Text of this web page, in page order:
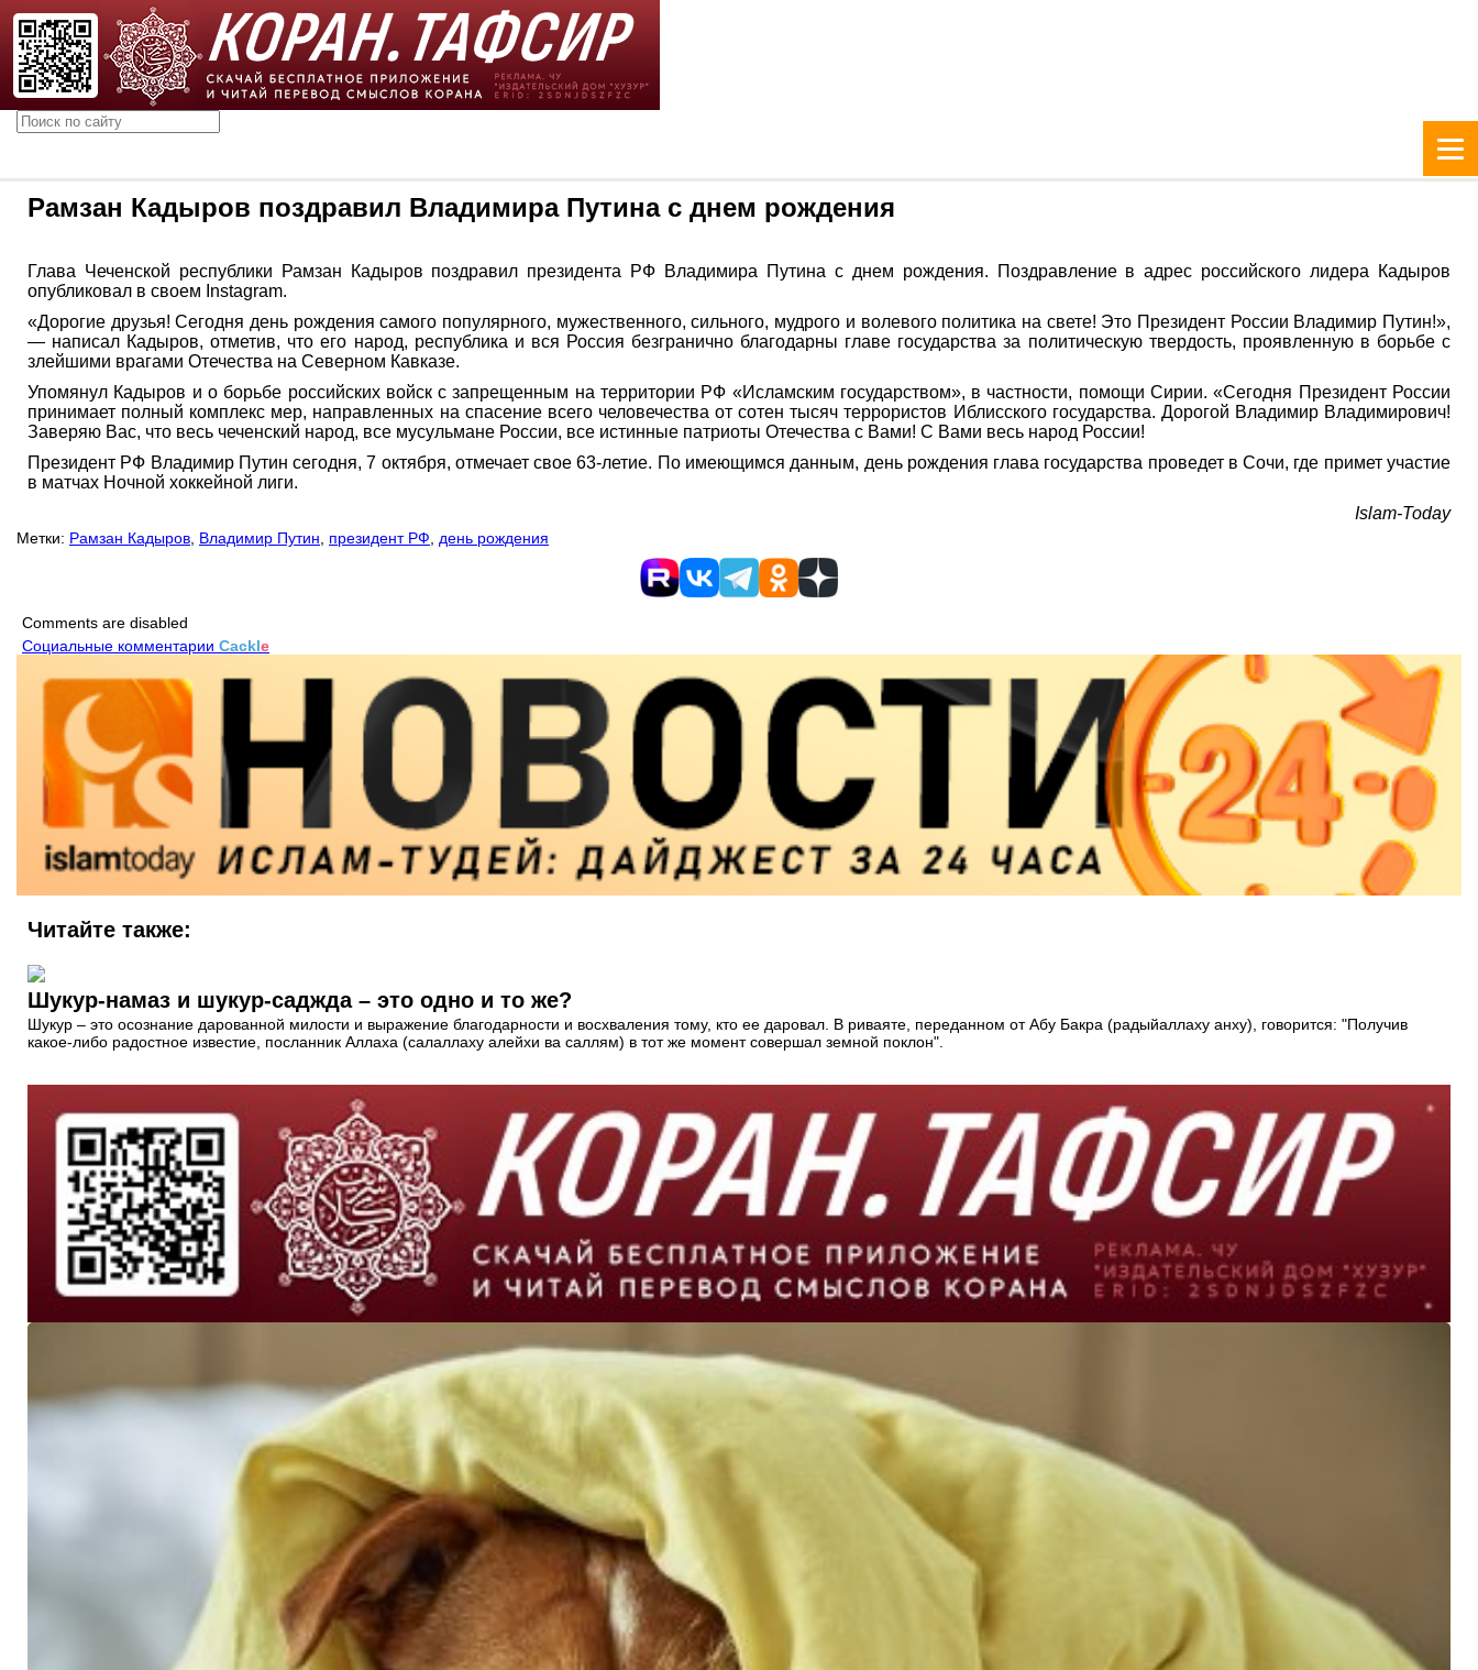
Рамзан Кадыров поздравил Владимира Путина с днем рождения
Глава Чеченской республики Рамзан Кадыров поздравил президента РФ Владимира Путина с днем рождения. Поздравление в адрес российского лидера Кадыров
опубликовал в своем Instagram.
«Дорогие друзья! Сегодня день рождения самого популярного, мужественного, сильного, мудрого и волевого политика на свете! Это Президент России Владимир Путин!»,
— написал Кадыров, отметив, что его народ, республика и вся Россия безгранично благодарны главе государства за политическую твердость, проявленную в борьбе с
злейшими врагами Отечества на Северном Кавказе.
Упомянул Кадыров и о борьбе российских войск с запрещенным на территории РФ «Исламским государством», в частности, помощи Сирии. «Сегодня Президент России
принимает полный комплекс мер, направленных на спасение всего человечества от сотен тысяч террористов Иблисского государства. Дорогой Владимир Владимирович!
Заверяю Вас, что весь чеченский народ, все мусульмане России, все истинные патриоты Отечества с Вами! С Вами весь народ России!
Президент РФ Владимир Путин сегодня, 7 октября, отмечает свое 63-летие. По имеющимся данным, день рождения глава государства проведет в Сочи, где примет участие
в матчах Ночной хоккейной лиги.
Islam-Today
Метки: Рамзан Кадыров Владимир Путин президент РФ день рождения
Comments are disabled
Социальные комментарии Cackle
Читайте также:
Шукур-намаз и шукур-саджда – это одно и то же?
Шукур – это осознание дарованной милости и выражение благодарности и восхваления тому, кто ее даровал. В риваяте, переданном от Абу Бакра (радыйаллаху анху), говорится: "Получив
какое-либо радостное известие, посланник Аллаха (салаллаху алейхи ва саллям) в тот же момент совершал земной поклон".